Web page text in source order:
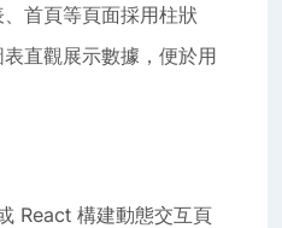
首頁等頁面採用柱狀
直觀展示數據，便於用
React 構建動態交互頁